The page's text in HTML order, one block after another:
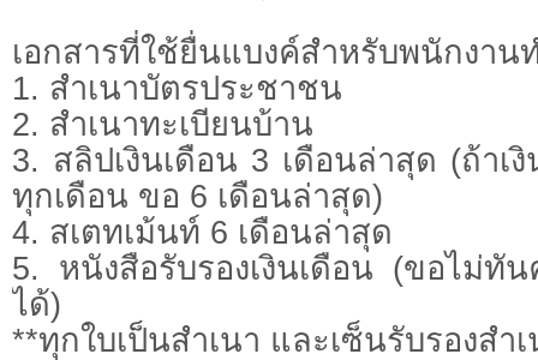
เอกสารที่ใช้ยื่นแบงค์สำหรับพนักงาน​
1. สำเนาบัตรประชาชน
2. สำเนาทะเบียนบ้าน
3. สลิปเงินเดือน 3 เดือนล่าสุด (ถ้าเงิ
ทุกเดือน ขอ 6 เดือนล่าสุด)
4. สเตทเม้นท์ 6 เดือนล่าสุด
5. หนังสือรับรองเงินเดือน (ขอไม่ทั
ได้)
**ทุกใบเป็นสำเนา และเซ็นรับรองสำ